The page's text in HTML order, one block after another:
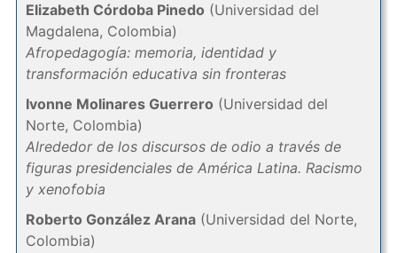
Elizabeth Córdoba Pinedo (Universidad del
Magdalena, Colombia)
Afropedagogía: memoria, identidad y
transformación educativa sin fronteras
Ivonne Molinares Guerrero (Universidad del
Norte, Colombia)
Alrededor de los discursos de odio a través de
figuras presidenciales de América Latina. Racismo
y xenofobia
Roberto González Arana(Universidad del Norte,
Colombia)